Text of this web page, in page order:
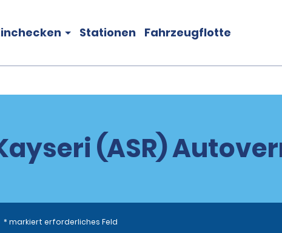
Stationen Fahrzeugflotte
(ASR)
* markiert erforderliches Feld